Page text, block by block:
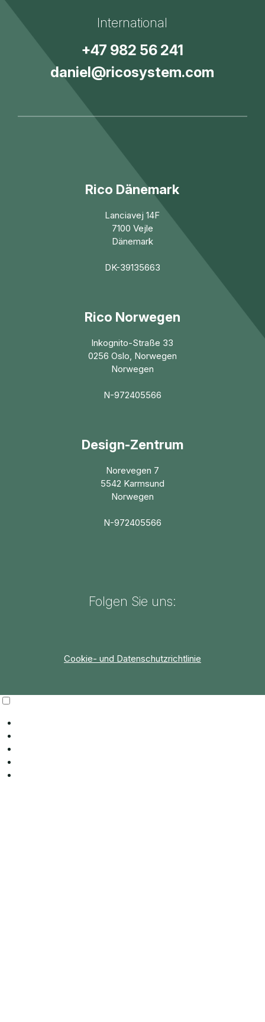
International
+47 982 56 241
daniel@ricosystem.com
Rico Dänemark
Lanciavej 14F
7100 Vejle
Dänemark
DK-39135663
Rico Norwegen
Inkognito-Straße 33
0256 Oslo, Norwegen
Norwegen
N-972405566
Design-Zentrum
Norevegen 7
5542 Karmsund
Norwegen
N-972405566
Folgen Sie uns:
Cookie- und Datenschutzrichtlinie